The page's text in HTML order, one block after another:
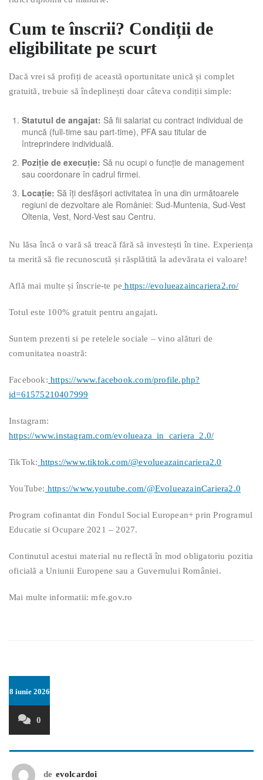
Cum te înscrii? Condiții de
eligibilitate pe scurt
Dacă vrei să profiți de această oportunitate unică și complet
gratuită, trebuie să îndeplinești doar câteva condiții simple:
Statutul de angajat: Să fii salariat cu contract individual de
muncă (full-time sau part-time), PFA sau titular de
întreprindere individuală.
Poziție de execuție: Să nu ocupi o funcție de management
sau coordonare în cadrul firmei.
Locație: Să îți desfășori activitatea în una din următoarele
regiuni de dezvoltare ale României: Sud-Muntenia, Sud-Vest
Oltenia, Vest, Nord-Vest sau Centru.
Nu lăsa încă o vară să treacă fără să investești în tine. Experiența
ta merită să fie recunoscută și răsplătită la adevărata ei valoare!
Află mai multe și înscrie-te pe https://evolueazaincariera2.ro/
Totul este 100% gratuit pentru angajati.
Suntem prezenti si pe retelele sociale – vino alături de
comunitatea noastră:
Facebook: https://www.facebook.com/profile.php?
id=61575210407999
Instagram:
https://www.instagram.com/evolueaza_in_cariera_2.0/
TikTok: https://www.tiktok.com/@evolueazaincariera2.0
YouTube: https://www.youtube.com/@EvolueazainCariera2.0
Program cofinantat din Fondul Social European+ prin Programul
Educatie si Ocupare 2021 – 2027.
Continutul acestui material nu reflectă în mod obligatoriu pozitia
oficialã a Uniunii Europene sau a Guvernului României.
Mai multe informatii: mfe.gov.ro
8 iunie 2026
0
de evolcardoi